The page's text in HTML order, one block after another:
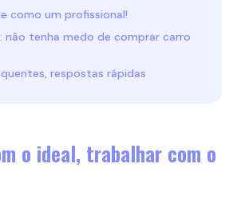
como um profissional!
não tenha medo de comprar carro
respostas rápidas
o ideal, trabalhar com o